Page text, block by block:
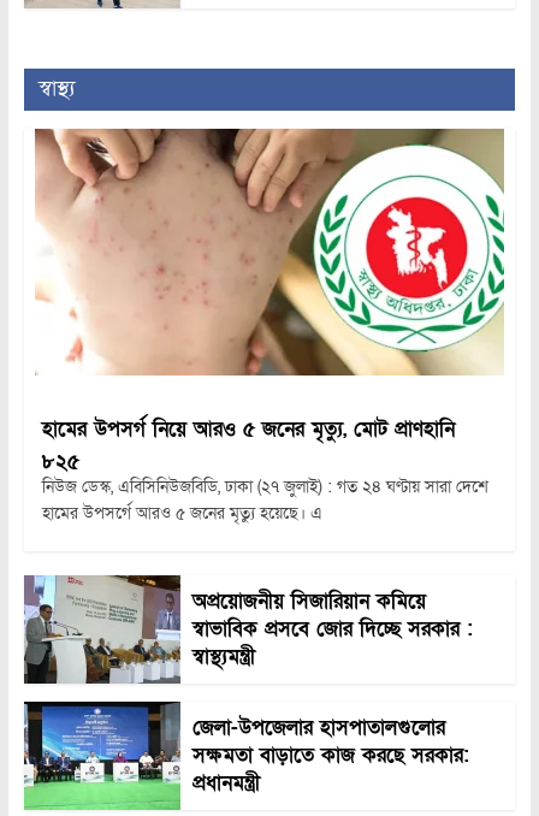
স্বাস্থ্য
হামের উপসর্গ নিয়ে আরও ৫ জনের মৃত্যু, মোট প্রাণহানি
৮২৫
নিউজ ডেস্ক, এবিসিনিউজবিডি, ঢাকা (২৭ জুলাই) : গত ২৪ ঘণ্টায় সারা দেশে
হামের উপসর্গে আরও ৫ জনের মৃত্যু হয়েছে। এ
অপ্রয়োজনীয় সিজারিয়ান কমিয়ে
স্বাভাবিক প্রসবে জোর দিচ্ছে সরকার :
স্বাস্থ্যমন্ত্রী
জেলা-উপজেলার হাসপাতালগুলোর
সক্ষমতা বাড়াতে কাজ করছে সরকার:
প্রধানমন্ত্রী